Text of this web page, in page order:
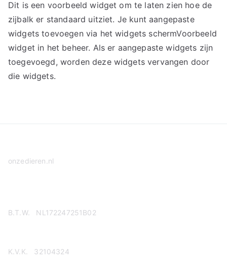
Dit is een voorbeeld widget om te laten zien hoe de
zijbalk er standaard uitziet. Je kunt aangepaste
widgets toevoegen via het widgets schermVoorbeeld
widget in het beheer. Als er aangepaste widgets zijn
toegevoegd, worden deze widgets vervangen door
die widgets.
onzedieren.nl
B.T.W. NL172247251B02
K.V.K. 32104324